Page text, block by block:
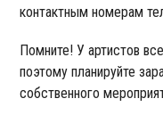
контактным номерам
Помните! У артистов
поэтому планируйте
собственного